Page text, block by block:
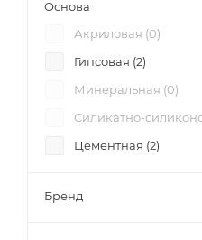
Основа
Акриловая (0)
Гипсовая (2)
Минеральная (0)
Силикатно-
Цементная (2)
Бренд